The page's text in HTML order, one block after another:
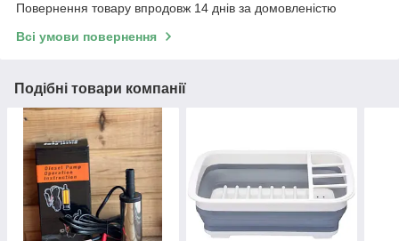
Повернення товару впродовж 14 днів за домовленістю
Всі умови повернення
Подібні товари компанії